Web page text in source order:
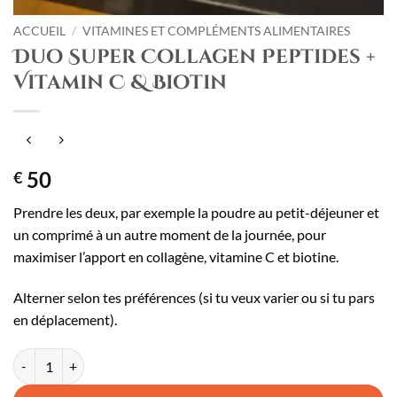
ACCUEIL / VITAMINES ET COMPLÉMENTS ALIMENTAIRES
Duo Super Collagen Peptides +
Vitamin C & Biotin
€ 50
Prendre les deux, par exemple la poudre au petit-déjeuner et
un comprimé à un autre moment de la journée, pour
maximiser l’apport en collagène, vitamine C et biotine.
Alterner selon tes préférences (si tu veux varier ou si tu pars
en déplacement).
quantité de Duo Super Collagen Peptides + Vitamin C & Biotin